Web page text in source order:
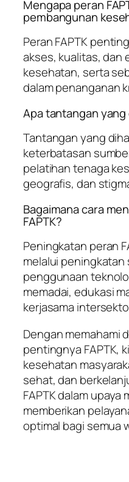
Mengapa peran
pembangunan
Peran FAPTK
akses, kualitas, dan
kesehatan, serta
dalam penanganan
Apa tantangan yang
Tantangan yang
keterbatasan
pelatihan tenaga
geografis, dan
Bagaimana cara
FAPTK?
Peningkatan peran
melalui peningkatan
penggunaan
memadai, edukasi
kerjasama
Dengan memahami
pentingnya FAPTK,
kesehatan
sehat, dan
FAPTK dalam upaya
memberikan
optimal bagi semua